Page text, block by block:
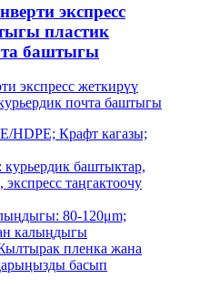
экспресс
пластик
баштыгы
экспресс жеткирүү
почта баштыгы
HDPE; Крафт кагазы;
баштыктар,
таңгактоочу
80-120μm;
калыңдыгы
пленка жана
басып